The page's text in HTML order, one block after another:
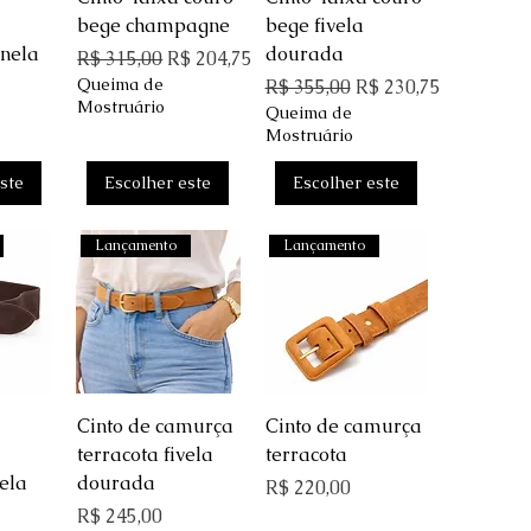
bege champagne
Preço normal
R$ 315,00 Preço promocional
R$ 204,75
Queima de
Mostruário
Escolher este
bege fivela
dourada
Preço normal
R$ 355,00 Preço promocional
R$ 230,75
Queima de
Mostruário
Escolher este
Visualização rápida
Lançamento
Cinto de camurça
terracota fivela
dourada
Preço
R$ 245,00
Visualização rápida
Lançamento
Cinto de camurça
terracota
Preço
R$ 220,00